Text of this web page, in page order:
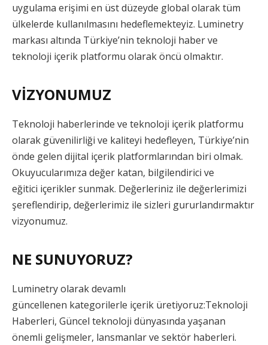
uygulama erişimi en üst düzeyde global olarak tüm
ülkelerde kullanılmasını hedeflemekteyiz. Luminetry
markası altında Türkiye’nin teknoloji haber ve
teknoloji içerik platformu olarak öncü olmaktır.
VİZYONUMUZ
Teknoloji haberlerinde ve teknoloji içerik platformu
olarak güvenilirliği ve kaliteyi hedefleyen, Türkiye’nin
önde gelen dijital içerik platformlarından biri olmak.
Okuyucularımıza değer katan, bilgilendirici ve
eğitici içerikler sunmak. Değerleriniz ile değerlerimizi
şereflendirip, değerlerimiz ile sizleri gururlandırmaktır
vizyonumuz.
NE SUNUYORUZ?
Luminetry olarak devamlı
güncellenen kategorilerle içerik üretiyoruz:Teknoloji
Haberleri, Güncel teknoloji dünyasında yaşanan
önemli gelişmeler, lansmanlar ve sektör haberleri.